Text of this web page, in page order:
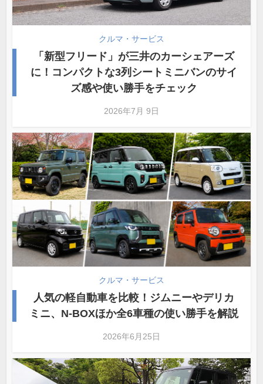
クルマ・サービス
「新型フリード」が三井のカーシェアーズ
に！コンパクトな3列シートミニバンのサイ
ズ感や使い勝手をチェック
2026年7月 9日
クルマ・サービス
人気の軽自動車を比較！ジムニーやデリカ
ミニ、N-BOXほか全6車種の使い勝手を解説
2026年6月25日